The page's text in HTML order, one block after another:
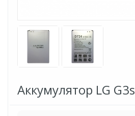
Аккумулятор LG G3s